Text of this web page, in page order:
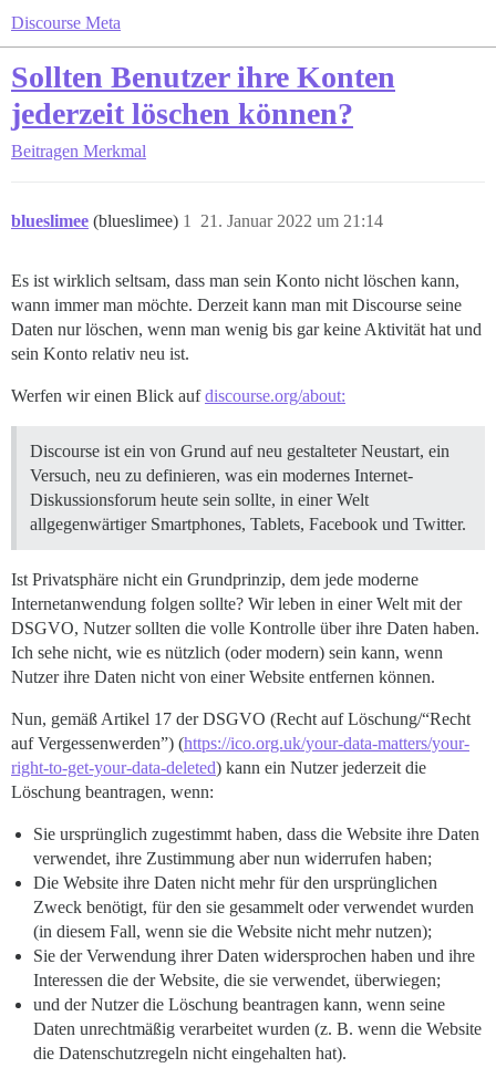
Discourse Meta
Sollten Benutzer ihre Konten
jederzeit löschen können?
Beitragen Merkmal
blueslimee (blueslimee) 21. Januar 2022 um 21:14
1
Es ist wirklich seltsam, dass man sein Konto nicht löschen kann,
wann immer man möchte. Derzeit kann man mit Discourse seine
Daten nur löschen, wenn man wenig bis gar keine Aktivität hat und
sein Konto relativ neu ist.
Werfen wir einen Blick aufdiscourse.org/about:
Discourse ist ein von Grund auf neu gestalteter Neustart, ein
Versuch, neu zu definieren, was ein modernes Internet-
Diskussionsforum heute sein sollte, in einer Welt
allgegenwärtiger Smartphones, Tablets, Facebook und Twitter.
Ist Privatsphäre nicht ein Grundprinzip, dem jede moderne
Internetanwendung folgen sollte? Wir leben in einer Welt mit der
DSGVO, Nutzer sollten die volle Kontrolle über ihre Daten haben.
Ich sehe nicht, wie es nützlich (oder modern) sein kann, wenn
Nutzer ihre Daten nicht von einer Website entfernen können.
Nun, gemäß Artikel 17 der DSGVO (Recht auf Löschung/“Recht
auf Vergessenwerden”) (https://ico.org.uk/your-data-matters/your-
right-to-get-your-data-deleted) kann ein Nutzer jederzeit die
Löschung beantragen, wenn:
Sie ursprünglich zugestimmt haben, dass die Website ihre Daten
verwendet, ihre Zustimmung aber nun widerrufen haben;
Die Website ihre Daten nicht mehr für den ursprünglichen
Zweck benötigt, für den sie gesammelt oder verwendet wurden
(in diesem Fall, wenn sie die Website nicht mehr nutzen);
Sie der Verwendung ihrer Daten widersprochen haben und ihre
Interessen die der Website, die sie verwendet, überwiegen;
und der Nutzer die Löschung beantragen kann, wenn seine
Daten unrechtmäßig verarbeitet wurden (z. B. wenn die Website
die Datenschutzregeln nicht eingehalten hat).